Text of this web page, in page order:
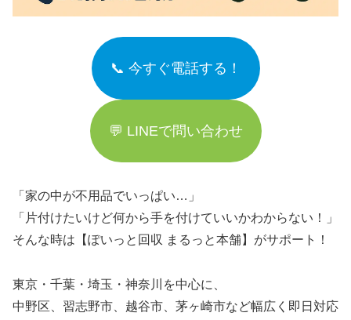
📞 今すぐ電話する！
💬 LINEで問い合わせ
「家の中が不用品でいっぱい…」
「片付けたいけど何から手を付けていいかわからない！」
そんな時は【ぽいっと回収 まるっと本舗】がサポート！
東京・千葉・埼玉・神奈川を中心に、
中野区、習志野市、越谷市、茅ヶ崎市など幅広く即日対応